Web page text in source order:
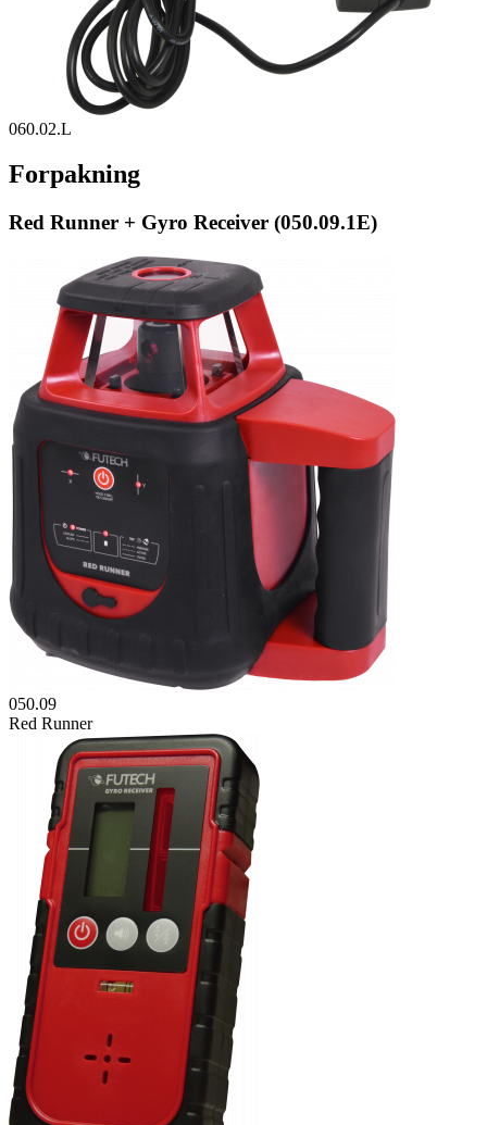
060.02.L
Forpakning
Red Runner + Gyro Receiver (050.09.1E)
050.09
Red Runner